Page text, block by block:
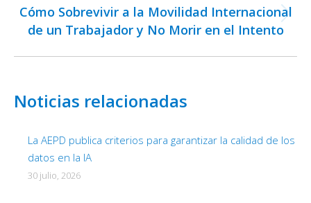
Publicación
siguiente:
Cómo Sobrevivir a la Movilidad Internacional
de un Trabajador y No Morir en el Intento
Noticias relacionadas
La AEPD publica criterios para garantizar la calidad de los
datos en la IA
30 julio, 2026